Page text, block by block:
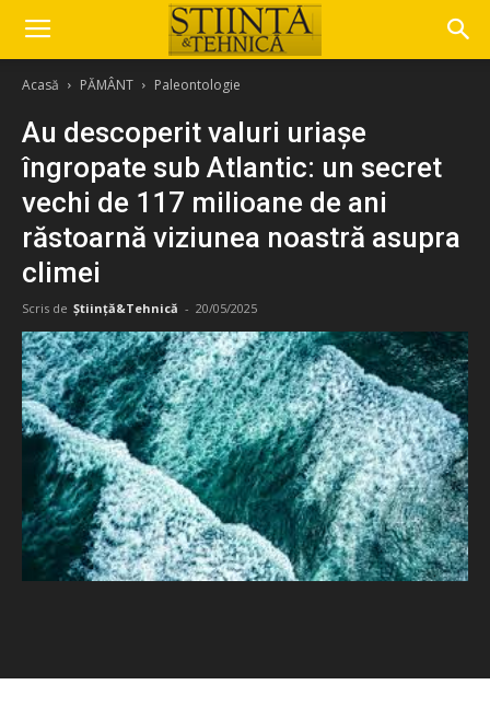
Acasă PĂMÂNT Paleontologie
Au descoperit valuri uriașe
îngropate sub Atlantic: un secret
vechi de 117 milioane de ani
răstoarnă viziunea noastră asupra
climei
Scris de Știință&Tehnică - 20/05/2025